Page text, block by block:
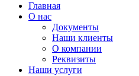
Главная
О нас
Документы
Наши клиенты
О компании
Реквизиты
Наши услуги